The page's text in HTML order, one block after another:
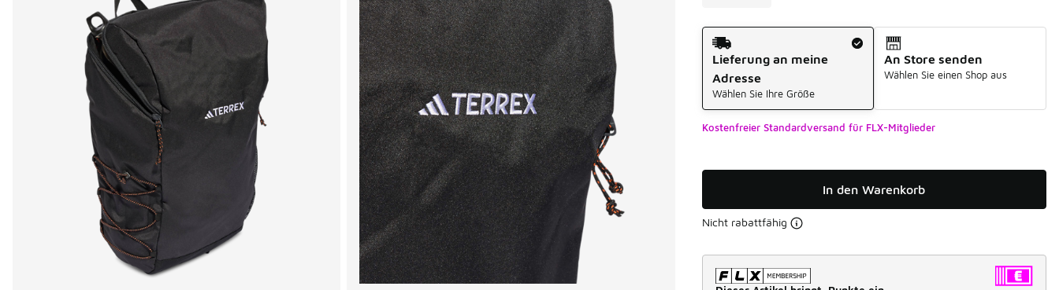
Versandart
Lieferung an meine
Adresse
Wählen Sie Ihre Größe
An Store senden
Wählen Sie einen Shop aus
Kostenfreier Standardversand für FLX-Mitglieder
In den Warenkorb
Nicht rabattfähig